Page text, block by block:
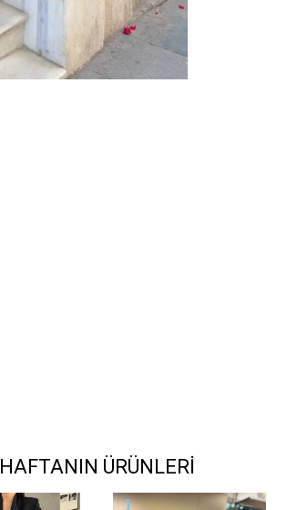
HAFTANIN ÜRÜNLERİ